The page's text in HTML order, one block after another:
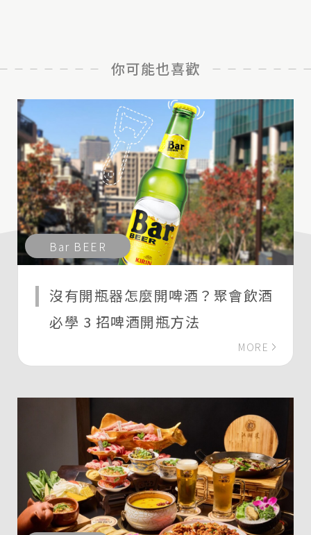
你可能也喜歡
Bar BEER
沒有開瓶器怎麼開啤酒？聚會飲酒
必學 3 招啤酒開瓶方法
MORE